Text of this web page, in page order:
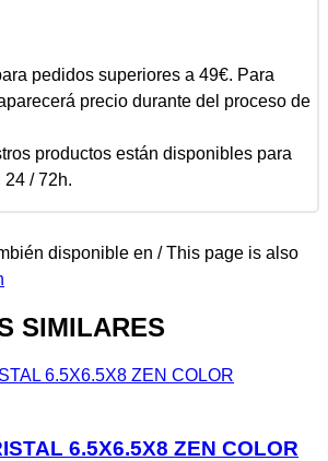
pedidos superiores a 49€. Para
precio durante del proceso de
productos están disponibles para
/ 72h.
disponible en / This page is also
SIMILARES
6.5X6.5X8 ZEN COLOR